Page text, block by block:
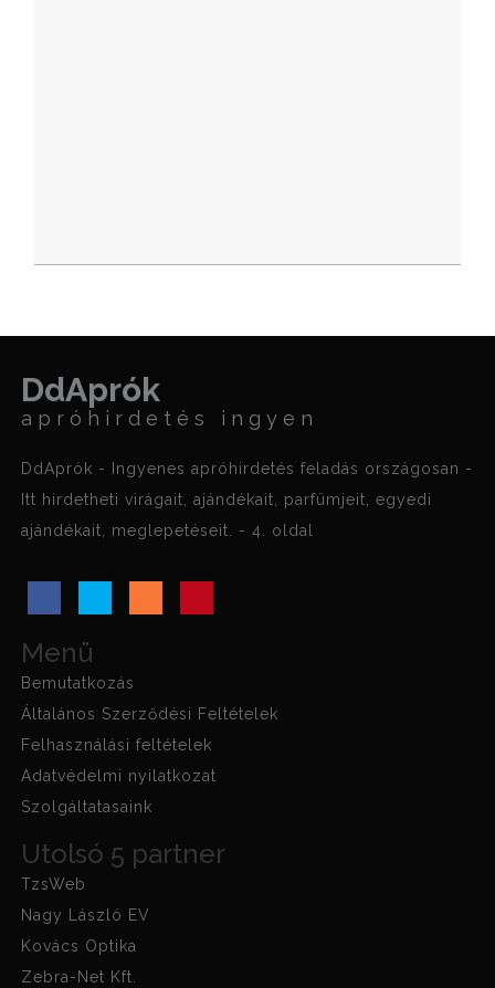
DdAprók
apróhirdetés ingyen
DdAprók - Ingyenes apróhirdetés feladás országosan -
Itt hirdetheti virágait, ajándékait, parfümjeit, egyedi
ajándékait, meglepetéseit. - 4. oldal
Menü
Bemutatkozás
Általános Szerződési Feltételek
Felhasználási feltételek
Adatvédelmi nyilatkozat
Szolgáltatasaink
Utolsó 5 partner
TzsWeb
Nagy László EV
Kovács Optika
Zebra-Net Kft.